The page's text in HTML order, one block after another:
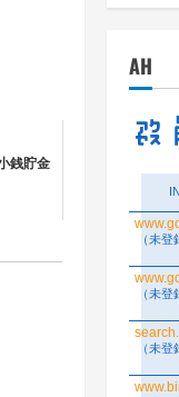
銭貯金
ブ
AH